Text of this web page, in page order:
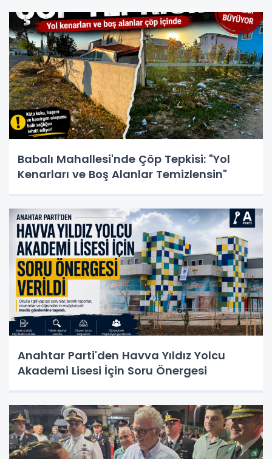
Babalı Mahallesi'nde Çöp Tepkisi: "Yol
Kenarları ve Boş Alanlar Temizlensin"
Anahtar Parti'den Havva Yıldız Yolcu
Akademi Lisesi İçin Soru Önergesi